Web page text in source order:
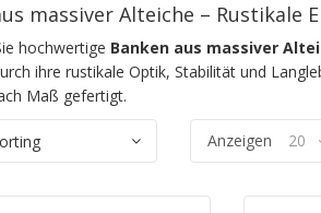
massiver Alteiche – Rustikale
hochwertige Banken aus massiver
ihre rustikale Optik, Stabilität und
Maß gefertigt.
Anzeigen 20